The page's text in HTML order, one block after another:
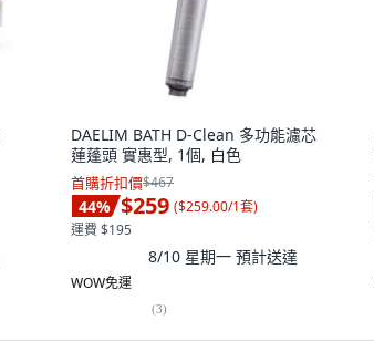
DAELIM BATH D-Clean 多功能濾芯
蓮蓬頭 實惠型, 1個, 白色
首購折扣價$467
44% $259 ($259.00/1套)
運費 $195
8/10 星期一 預計送達
WOW免運
(3)